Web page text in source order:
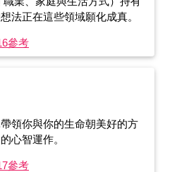
法正在這些領域願化成真。
參考
領你與你的生命朝美好的方
心智運作。
參考